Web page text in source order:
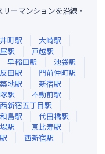
ーマンションを沿線・
町駅 大崎駅
駅 戸越駅
早稲田駅 池袋駅
田駅 門前仲町駅
築地駅 新宿駅
駅 不動前駅
西新宿五丁目駅
島駅 代田橋駅
駅 恵比寿駅
駅 西新宿駅